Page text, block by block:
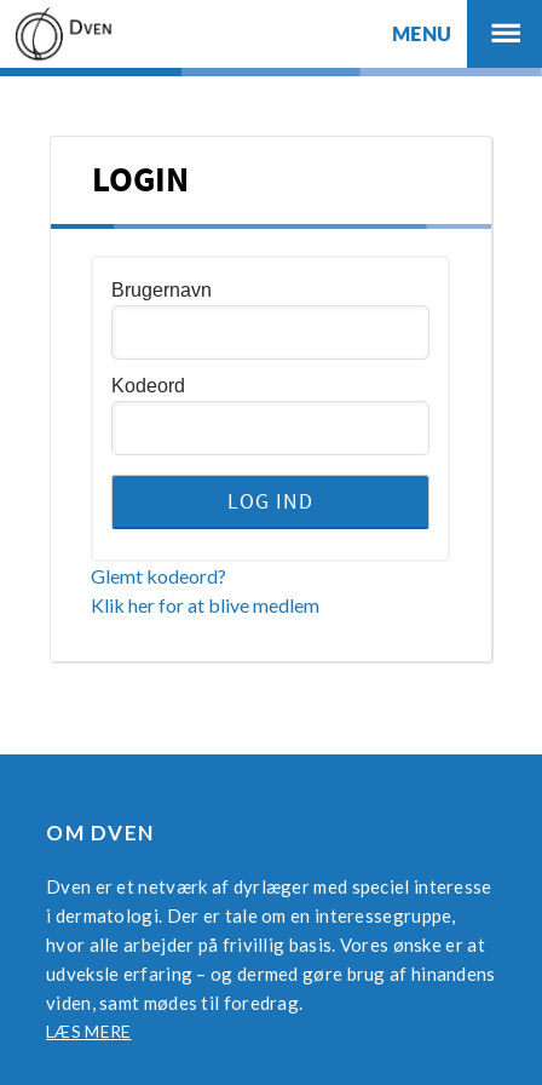
MENU
LOGIN
Brugernavn
Kodeord
Glemt kodeord?
Klik her for at blive medlem
OM DVEN
Dven er et netværk af dyrlæger med speciel interesse
i dermatologi. Der er tale om en interessegruppe,
hvor alle arbejder på frivillig basis. Vores ønske er at
udveksle erfaring – og dermed gøre brug af hinandens
viden, samt mødes til foredrag.
LÆS MERE